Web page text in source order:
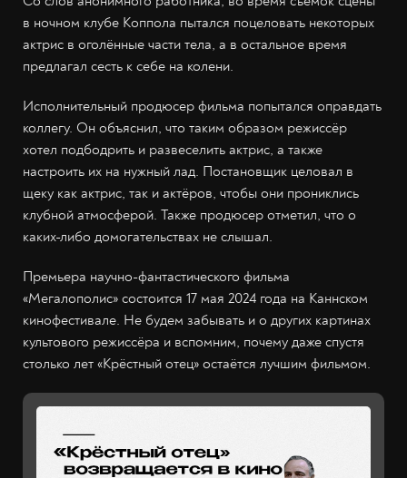
в ночном клубе Коппола пытался поцеловать некоторых
актрис в оголённые части тела, а в остальное время
предлагал сесть к себе на колени.
Исполнительный продюсер фильма попытался оправдать
коллегу. Он объяснил, что таким образом режиссёр
хотел подбодрить и развеселить актрис, а также
настроить их на нужный лад. Постановщик целовал в
щеку как актрис, так и актёров, чтобы они прониклись
клубной атмосферой. Также продюсер отметил, что о
каких-либо домогательствах не слышал.
Премьера научно-фантастического фильма
«Мегалополис» состоится 17 мая 2024 года на Каннском
кинофестивале. Не будем забывать и о других картинах
культового режиссёра и вспомним, почему даже спустя
столько лет «Крёстный отец» остаётся лучшим фильмом.